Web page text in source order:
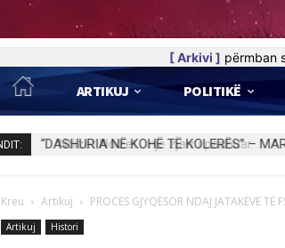
[ Arkivi ] përmban
ARTIKUJ POLITIKË
Ndizet Ndizet… një zjarr i pashuar.
Kreu Artikuj PROCES GJYQËSOR NDAJ JATAKËVE
Artikuj Histori